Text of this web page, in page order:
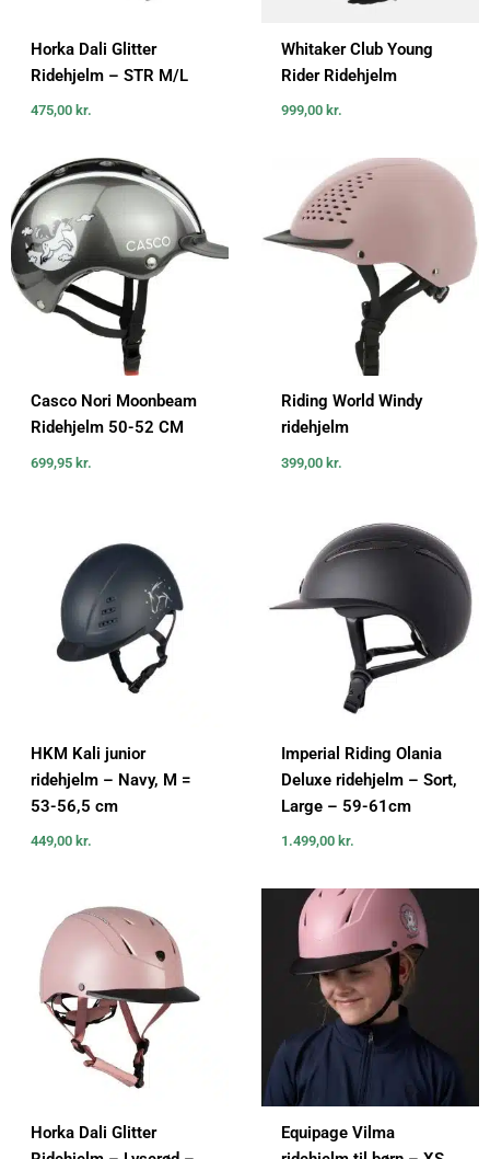
Horka Dali Glitter
Ridehjelm – STR M/L
475,00 kr.
Whitaker Club Young
Rider Ridehjelm
999,00 kr.
Casco Nori Moonbeam
Ridehjelm 50-52 CM
699,95 kr.
Riding World Windy
ridehjelm
399,00 kr.
HKM Kali junior
ridehjelm – Navy, M =
53-56,5 cm
449,00 kr.
Imperial Riding Olania
Deluxe ridehjelm – Sort,
Large – 59-61cm
1.499,00 kr.
Horka Dali Glitter
Equipage Vilma